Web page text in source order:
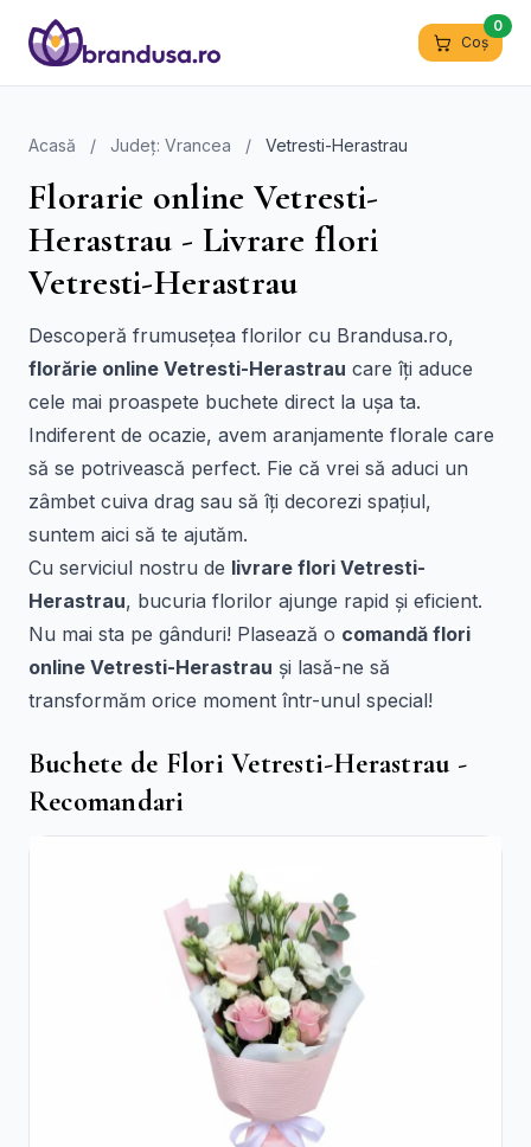
Coș
0
Acasă / Județ: Vrancea / Vetresti-Herastrau
Florarie online Vetresti-
Herastrau - Livrare flori
Vetresti-Herastrau
Descoperă frumusețea florilor cu Brandusa.ro,
florărie online Vetresti-Herastrau care îți aduce
cele mai proaspete buchete direct la ușa ta.
Indiferent de ocazie, avem aranjamente florale care
să se potrivească perfect. Fie că vrei să aduci un
zâmbet cuiva drag sau să îți decorezi spațiul,
suntem aici să te ajutăm.
Cu serviciul nostru de livrare flori Vetresti-
Herastrau, bucuria florilor ajunge rapid și eficient.
Nu mai sta pe gânduri! Plasează o comandă flori
online Vetresti-Herastrau și lasă-ne să
transformăm orice moment într-unul special!
Buchete de Flori Vetresti-Herastrau -
Recomandari